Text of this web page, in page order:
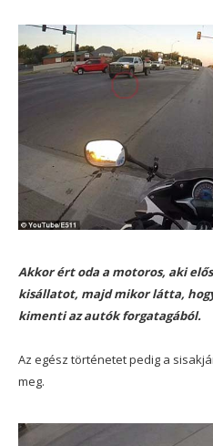
Akkor ért oda a motoros, aki
kisállatot, majd mikor látta,
kimenti az autók forgatagából.
Az egész történetet pedig a
meg.